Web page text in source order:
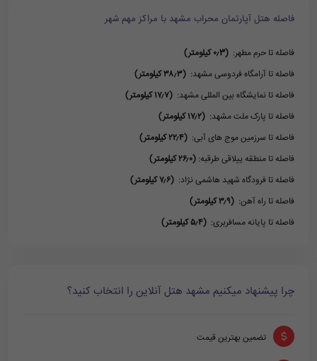
فاصله هتل آپارتمان محراب مشهد با مراکز مهم شهر
فاصله تا حرم مطهر: (۰٫3 کیلومتر)
فاصله تا آرامگاه فردوسی مشهد: (۳۸٫۳ کیلومتر)
فاصله تا نمایشگاه بین المللی مشهد: (۱۷٫۷ کیلومتر)
فاصله تا پارک ملت مشهد: (۱۷٫۲ کیلومتر)
فاصله تا سرزمین موج های آبی: (۲۲٫۴ کیلومتر)
فاصله تا منطقه ییلاقی طرقبه: (۲۶٫۰ کیلومتر)
فاصله تا فرودگاه شهید هاشمی نژاد: (۷٫۶ کیلومتر)
فاصله تا راه آهن: (۳٫۹ کیلومتر)
فاصله تا پایانه مسافربری: (۵٫۴ کیلومتر)
چرا پیشنهاد میکنیم مشهد هتل آنلاین را انتخاب کنید؟
تضمین بهترین قیمت